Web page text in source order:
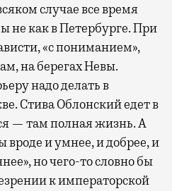
случае все время
как в Петербурге. При
«с пониманием»,
на берегах Невы.
надо делать в
Стива Облонский едет в
— там полная жизнь. А
и умнее, и добрее, и
но чего-то словно бы
к императорской